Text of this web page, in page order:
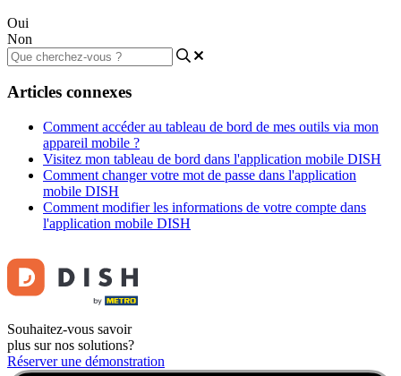
Oui
Non
Articles connexes
Comment accéder au tableau de bord de mes outils via mon
appareil mobile ?
Visitez mon tableau de bord dans l'application mobile DISH
Comment changer votre mot de passe dans l'application
mobile DISH
Comment modifier les informations de votre compte dans
l'application mobile DISH
Souhaitez-vous savoir
plus sur nos solutions?
Réserver une démonstration